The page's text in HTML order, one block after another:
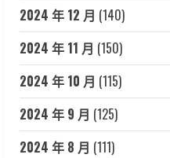
2024 年 12 月 (140)
2024 年 11 月 (150)
2024 年 10 月 (115)
2024 年 9 月 (125)
2024 年 8 月 (111)